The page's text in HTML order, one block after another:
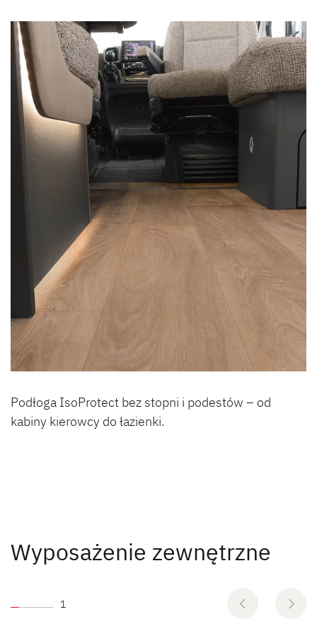
Podłoga IsoProtect bez stopni i podestów – od
kabiny kierowcy do łazienki.
Wyposażenie zewnętrzne
1